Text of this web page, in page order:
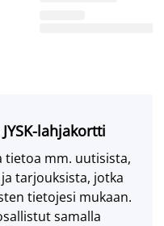
lahjakortti
tietoa mm. uutisista,
tarjouksista, jotka
tietojesi mukaan.
samalla